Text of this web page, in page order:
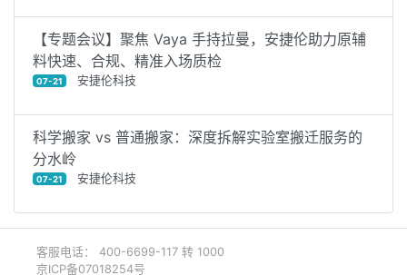
【专题会议】聚焦 Vaya 手持拉曼，安捷伦助力原辅
料快速、合规、精准入场质检
07-21 安捷伦科技
科学搬家 vs 普通搬家：深度拆解实验室搬迁服务的
分水岭
07-21 安捷伦科技
客服电话： 400-6699-117 转 1000
京ICP备07018254号